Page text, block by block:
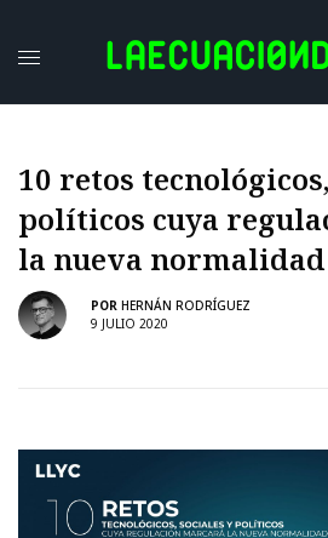
10 retos
políticos cuya
la nueva normalidad
POR HERNÁN RODRÍGUEZ
9 JULIO 2020